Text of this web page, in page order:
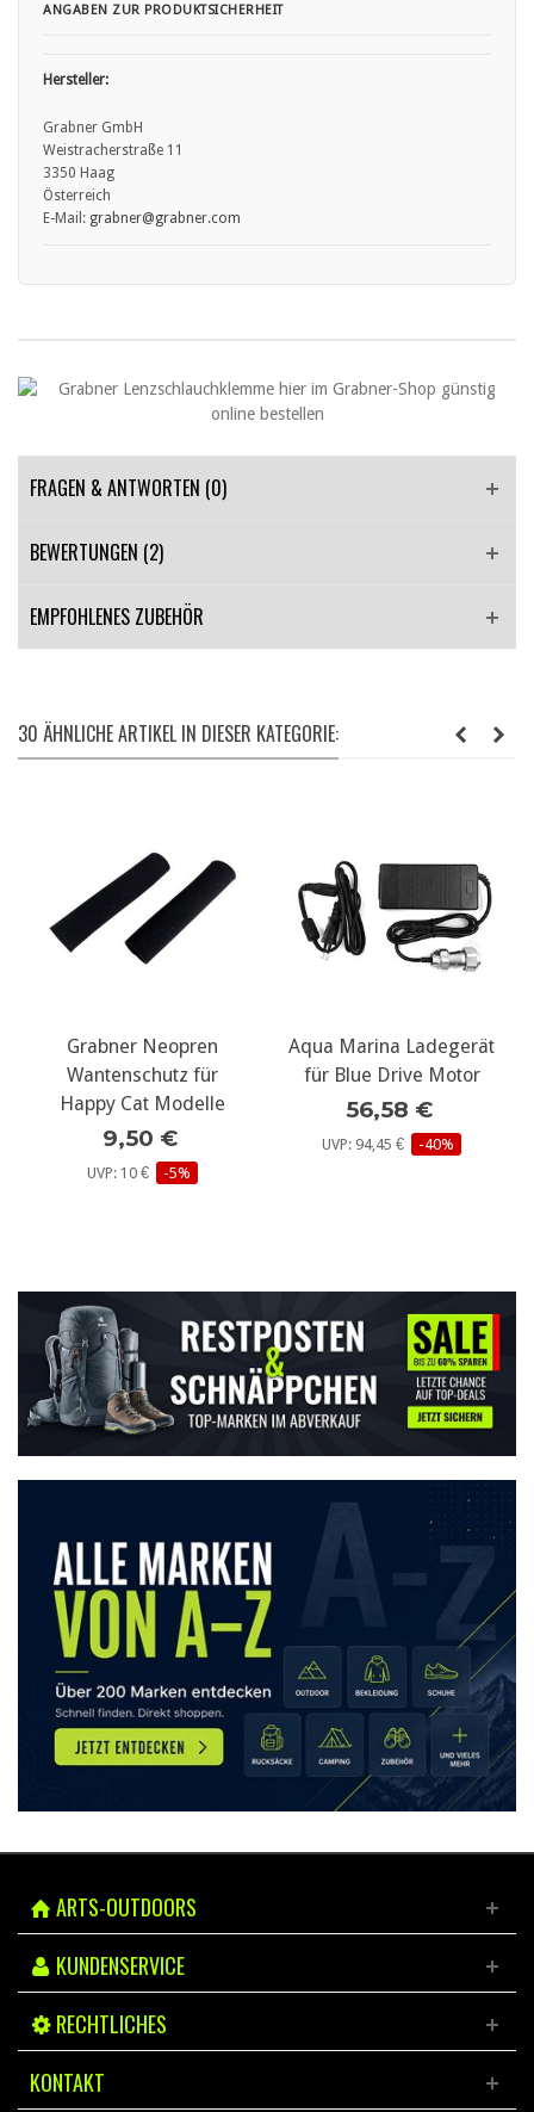
ANGABEN ZUR PRODUKTSICHERHEIT
Hersteller:
Grabner GmbH
Weistracherstraße 11
3350 Haag
Österreich
E-Mail: grabner@grabner.com
FRAGEN & ANTWORTEN (0)
BEWERTUNGEN (2)
EMPFOHLENES ZUBEHÖR
30 ÄHNLICHE ARTIKEL IN DIESER KATEGORIE:
Grabner Neopren
Wantenschutz für
Happy Cat Modelle
9,50 €
UVP: 10 € -5%
Aqua Marina Ladegerät
für Blue Drive Motor
56,58 €
UVP: 94,45 € -40%
ARTS-OUTDOORS
KUNDENSERVICE
RECHTLICHES
KONTAKT